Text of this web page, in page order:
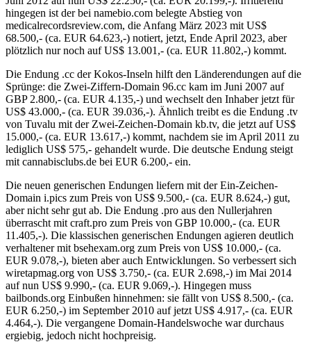
hingegen ist der bei namebio.com belegte Abstieg von
medicalrecordsreview.com, die Anfang März 2023 mit US$
68.500,- (ca. EUR 64.623,-) notiert, jetzt, Ende April 2023, aber
plötzlich nur noch auf US$ 13.001,- (ca. EUR 11.802,-) kommt.
Die Endung .cc der Kokos-Inseln hilft den Länderendungen auf die
Sprünge: die Zwei-Ziffern-Domain 96.cc kam im Juni 2007 auf
GBP 2.800,- (ca. EUR 4.135,-) und wechselt den Inhaber jetzt für
US$ 43.000,- (ca. EUR 39.036,-). Ähnlich treibt es die Endung .tv
von Tuvalu mit der Zwei-Zeichen-Domain kb.tv, die jetzt auf US$
15.000,- (ca. EUR 13.617,-) kommt, nachdem sie im April 2011 zu
lediglich US$ 575,- gehandelt wurde. Die deutsche Endung steigt
mit cannabisclubs.de bei EUR 6.200,- ein.
Die neuen generischen Endungen liefern mit der Ein-Zeichen-
Domain i.pics zum Preis von US$ 9.500,- (ca. EUR 8.624,-) gut,
aber nicht sehr gut ab. Die Endung .pro aus den Nullerjahren
überrascht mit craft.pro zum Preis von GBP 10.000,- (ca. EUR
11.405,-). Die klassischen generischen Endungen agieren deutlich
verhaltener mit bsehexam.org zum Preis von US$ 10.000,- (ca.
EUR 9.078,-), bieten aber auch Entwicklungen. So verbessert sich
wiretapmag.org von US$ 3.750,- (ca. EUR 2.698,-) im Mai 2014
auf nun US$ 9.990,- (ca. EUR 9.069,-). Hingegen muss
bailbonds.org Einbußen hinnehmen: sie fällt von US$ 8.500,- (ca.
EUR 6.250,-) im September 2010 auf jetzt US$ 4.917,- (ca. EUR
4.464,-). Die vergangene Domain-Handelswoche war durchaus
ergiebig, jedoch nicht hochpreisig.